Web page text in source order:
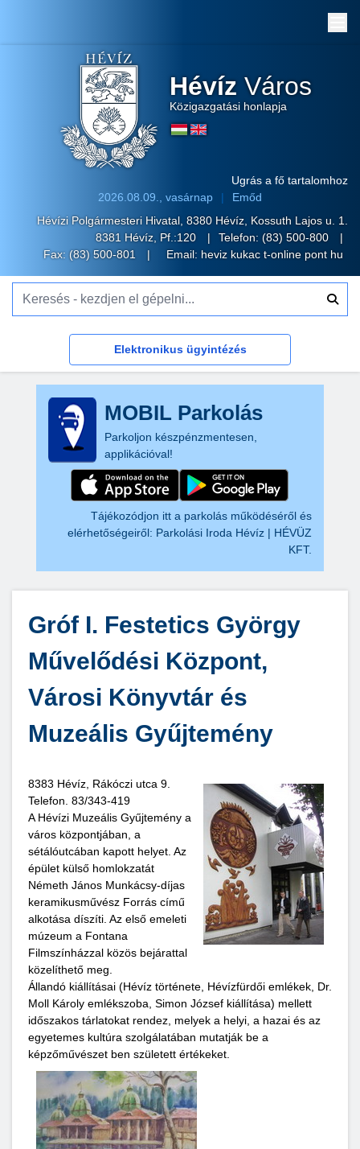
Hévíz Város
Közigazgatási honlapja
Ugrás a fő tartalomhoz
2026.08.09., vasárnap
Emőd
Hévízi Polgármesteri Hivatal, 8380 Hévíz, Kossuth Lajos u. 1.
8381 Hévíz, Pf.:120
Telefon: (83) 500-800
Fax: (83) 500-801
Email: heviz kukac t-online pont hu
Elektronikus ügyintézés
MOBIL Parkolás
Parkoljon készpénzmentesen,
applikációval!
Tájékozódjon itt a parkolás működéséről és
elérhetőségeiről: Parkolási Iroda Hévíz | HÉVÜZ
KFT.
Gróf I. Festetics György
Művelődési Központ,
Városi Könyvtár és
Muzeális Gyűjtemény
8383 Hévíz, Rákóczi utca 9.
Telefon. 83/343-419
A Hévízi Muzeális Gyűjtemény a
város központjában, a
sétálóutcában kapott helyet. Az
épület külső homlokzatát
Németh János Munkácsy-díjas
keramikusművész Forrás című
alkotása díszíti. Az első emeleti
múzeum a Fontana
Filmszínházzal közös bejárattal
közelíthető meg.
Állandó kiállításai (Hévíz története, Hévízfürdői emlékek, Dr.
Moll Károly emlékszoba, Simon József kiállítása) mellett
időszakos tárlatokat rendez, melyek a helyi, a hazai és az
egyetemes kultúra szolgálatában mutatják be a
képzőművészet ben született értékeket.